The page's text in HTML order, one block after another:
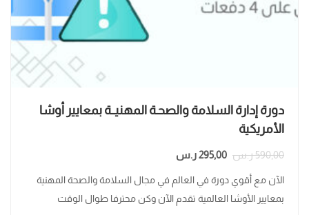
دورة إدارة السلامة والصحـة المهنيــة بمعايير أوشا
الأمريكية
590,00ر.س 295,00ر.س
الآن مع أقوي دورة في العالم في مجال السلامة والصحة المهنية
بمعايير الأوشا العالمية تقدم الآن وكن محترفا طوال الوقت